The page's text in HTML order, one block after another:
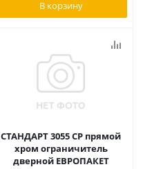
В корзину
СТАНДАРТ 3055 CP прямой
хром ограничитель
дверной ЕВРОПАКЕТ